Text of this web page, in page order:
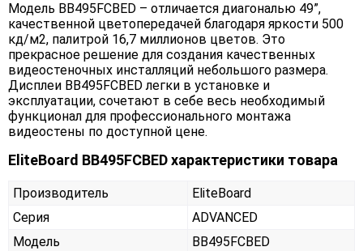
Модель BB495FCBED – отличается диагональю 49”,
качественной цветопередачей благодаря яркости 500
кд/м2, палитрой 16,7 миллионов цветов. Это
прекрасное решение для создания качественных
видеостеночных инсталляций небольшого размера.
Дисплеи BB495FCBED легки в установке и
эксплуатации, сочетают в себе весь необходимый
функционал для профессионального монтажа
видеостены по доступной цене.
EliteBoard BB495FCBED характеристики товара
Производитель
EliteBoard
Серия
ADVANCED
Модель
BB495FCBED